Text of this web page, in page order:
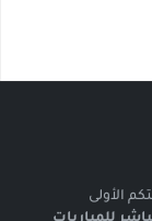
الأولى